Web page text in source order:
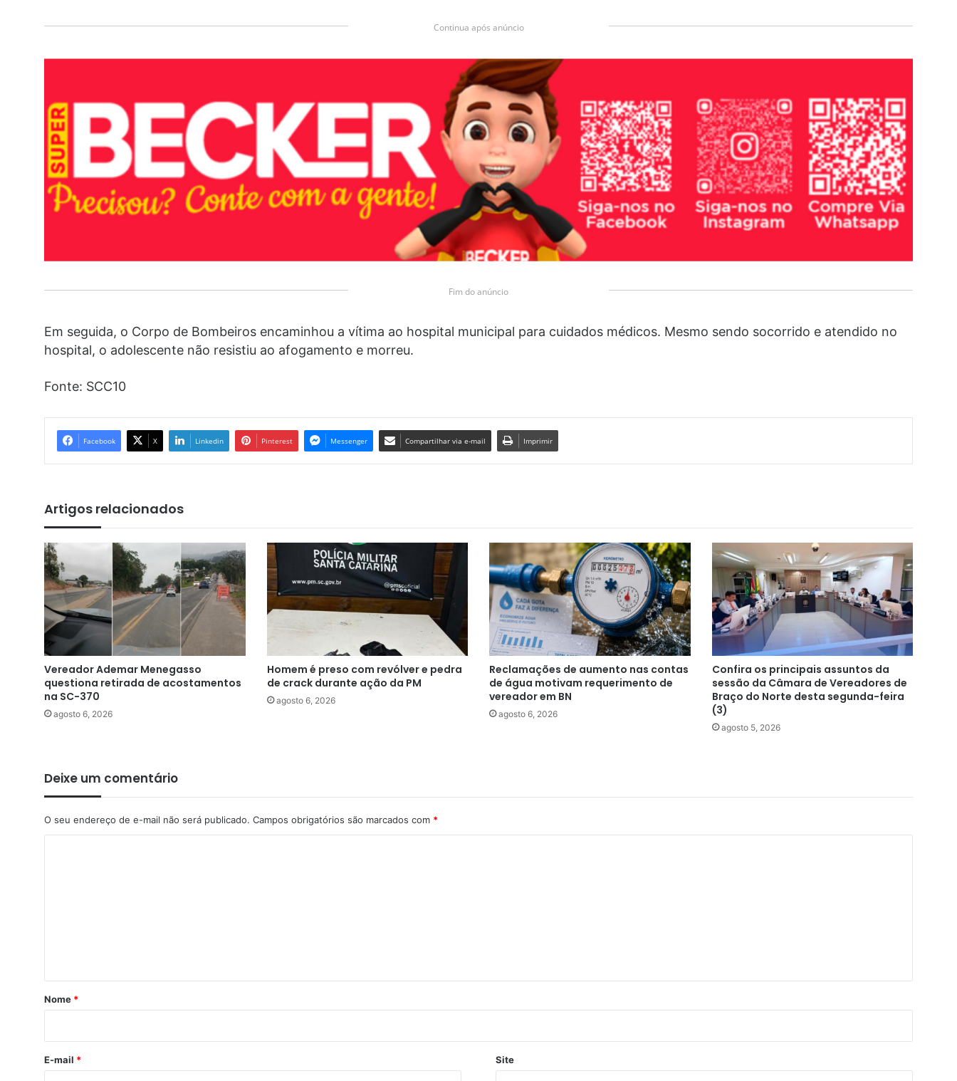
Continua após anúncio
Fim do anúncio
Em seguida, o Corpo de Bombeiros encaminhou a vítima ao hospital municipal para cuidados médicos. Mesmo sendo socorrido e atendido no
hospital, o adolescente não resistiu ao afogamento e morreu.
Fonte: SCC10
Facebook X Linkedin Pinterest Messenger Compartilhar via e-mail Imprimir
Artigos relacionados
Vereador Ademar Menegasso
questiona retirada de acostamentos
na SC-370
agosto 6, 2026
Homem é preso com revólver e pedra
de crack durante ação da PM
agosto 6, 2026
Reclamações de aumento nas contas
de água motivam requerimento de
vereador em BN
agosto 6, 2026
Confira os principais assuntos da
sessão da Câmara de Vereadores de
Braço do Norte desta segunda-feira
(3)
agosto 5, 2026
Deixe um comentário
O seu endereço de e-mail não será publicado. Campos obrigatórios são marcados com *
r
*
Nome *
E-mail * Site